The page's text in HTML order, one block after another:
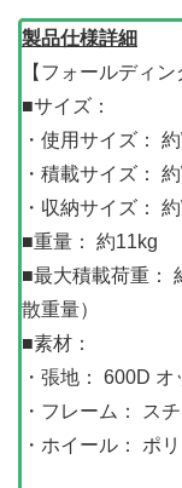
製品仕様詳細
【フォールディン
■サイズ：
・使用サイズ：
・積載サイズ：
・収納サイズ：
■重量： 約11kg
■最大積載荷重：
散重量）
■素材：
・張地： 600D
・フレーム： ス
・ホイール： ポ